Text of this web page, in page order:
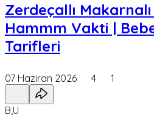
Zerdeçallı
Hammm Vakti |
Tarifleri
07 Haziran 2026 4 1
B,U